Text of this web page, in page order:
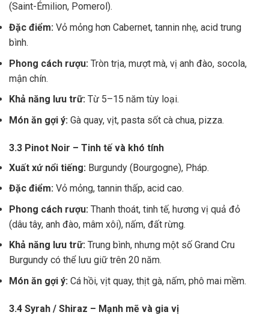
(Saint-Émilion, Pomerol).
Đặc điểm: Vỏ mỏng hơn Cabernet, tannin nhẹ, acid trung
bình.
Phong cách rượu: Tròn trịa, mượt mà, vị anh đào, socola,
mận chín.
Khả năng lưu trữ: Từ 5–15 năm tùy loại.
Món ăn gợi ý: Gà quay, vịt, pasta sốt cà chua, pizza.
3.3 Pinot Noir – Tinh tế và khó tính
Xuất xứ nổi tiếng: Burgundy (Bourgogne), Pháp.
Đặc điểm: Vỏ mỏng, tannin thấp, acid cao.
Phong cách rượu: Thanh thoát, tinh tế, hương vị quả đỏ
(dâu tây, anh đào, mâm xôi), nấm, đất rừng.
Khả năng lưu trữ: Trung bình, nhưng một số Grand Cru
Burgundy có thể lưu giữ trên 20 năm.
Món ăn gợi ý: Cá hồi, vịt quay, thịt gà, nấm, phô mai mềm.
3.4 Syrah / Shiraz – Mạnh mẽ và gia vị